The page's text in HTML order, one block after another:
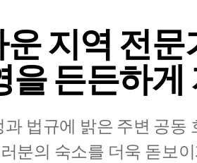
지역 전문
을 든든하게
법규에 밝은 주변 공동
러분의 숙소를 더욱 돋보